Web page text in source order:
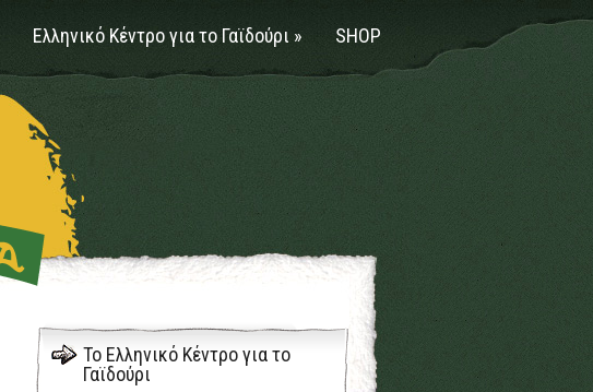
Ελληνικό Κέντρο για το Γαϊδούρι » SHOP
Το Ελληνικό Κέντρο για το
Γαϊδούρι